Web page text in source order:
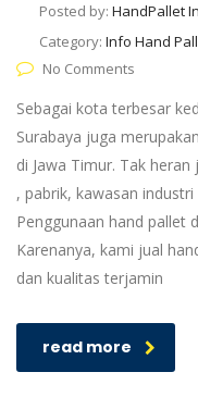
Posted by: HandPallet
Category: Info Hand
No Comments
Sebagai kota terbesar
Surabaya juga
di Jawa Timur. Tak
, pabrik, kawasan
Penggunaan hand pallet
Karenanya, kami jual
dan kualitas terjamin
read more